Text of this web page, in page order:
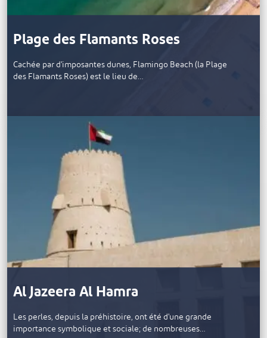
Plage des Flamants Roses
Cachée par d'imposantes dunes, Flamingo Beach (la Plage
des Flamants Roses) est le lieu de…
Al Jazeera Al Hamra
Les perles, depuis la préhistoire, ont été d'une grande
importance symbolique et sociale; de nombreuses…